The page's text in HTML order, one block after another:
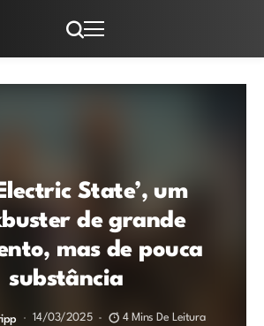
State’, um
de grande
mas de pouca
substância
14/03/2025 4 Mins De Leitura